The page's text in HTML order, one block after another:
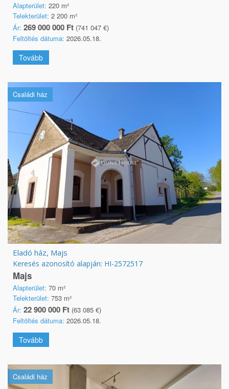
Alapterület: 220 m²
Telekterület: 2 200 m²
Ár: 269 000 000 Ft (741 047 €)
Feltöltés dátuma: 2026.05.18.
Tovább
Családi ház
Eladó ház, Majs
Keresés azonosító alapján: HI-2572517
Majs
Alapterület: 70 m²
Telekterület: 753 m²
Ár: 22 900 000 Ft (63 085 €)
Feltöltés dátuma: 2026.05.18.
Tovább
Családi ház